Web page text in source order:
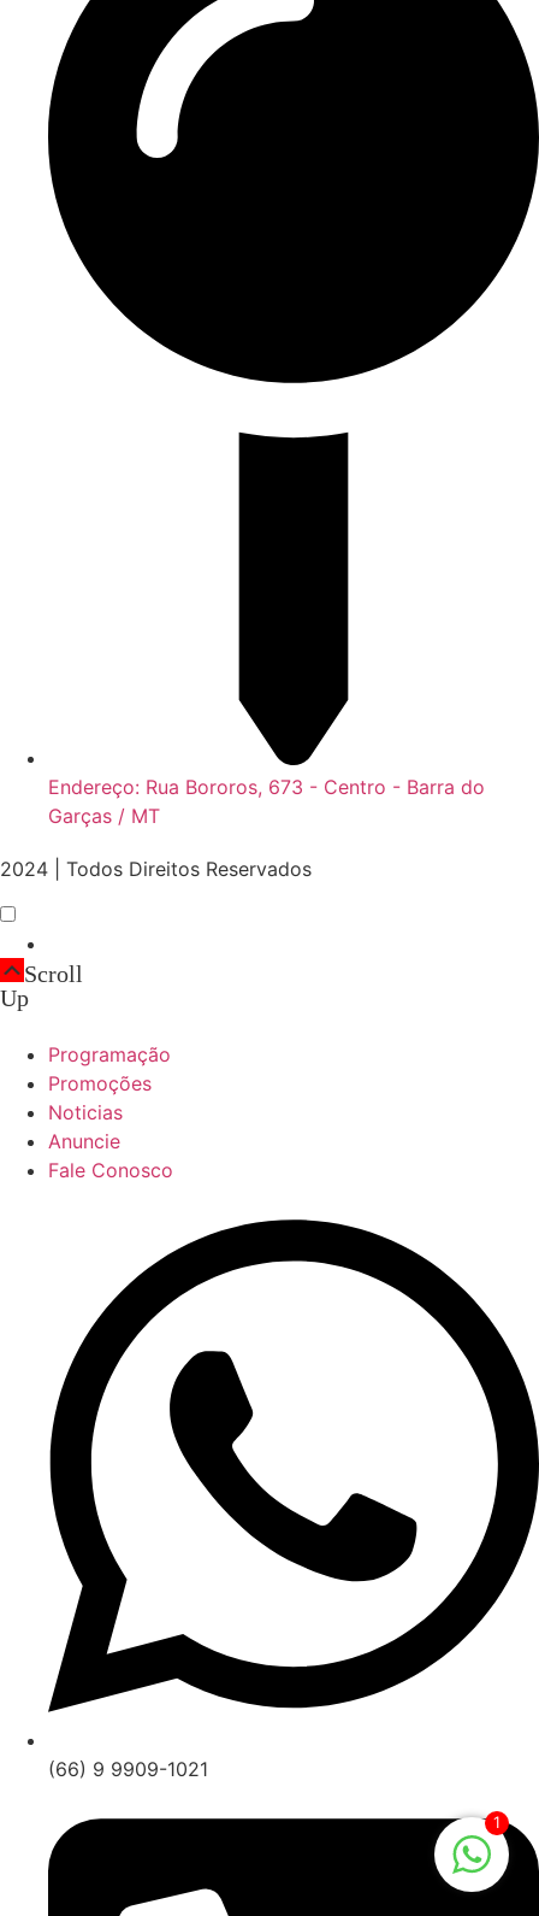
Endereço: Rua Bororos, 673 - Centro - Barra do
Garças / MT
2024 | Todos Direitos Reservados
1
Scroll
Up
Programação
Promoções
Noticias
Anuncie
Fale Conosco
(66) 9 9909-1021